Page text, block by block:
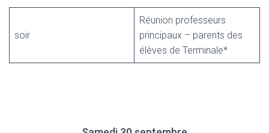
soir
Réunion professeurs
principaux – parents des
élèves de Terminale*